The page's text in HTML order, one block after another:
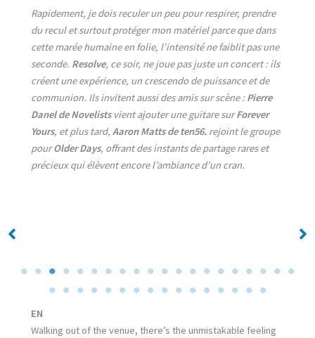
Rapidement, je dois reculer un peu pour respirer, prendre
du recul et surtout protéger mon matériel parce que dans
cette marée humaine en folie, l’intensité ne faiblit pas une
seconde. Resolve, ce soir, ne joue pas juste un concert : ils
créent une expérience, un crescendo de puissance et de
communion. Ils invitent aussi des amis sur scène : Pierre
Danel de Novelists vient ajouter une guitare surForever
Yours, et plus tard,Aaron Matts de ten56. rejoint le groupe
pourOlder Days, offrant des instants de partage rares et
précieux qui élèvent encore l’ambiance d’un cran.
EN
Walking out of the venue, there’s the unmistakable feeling